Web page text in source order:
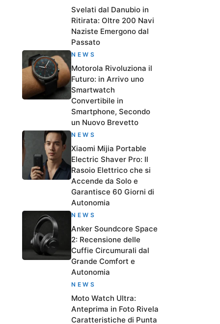
Svelati dal Danubio in
Ritirata: Oltre 200 Navi
Naziste Emergono dal
Passato
NEWS
Motorola Rivoluziona il
Futuro: in Arrivo uno
Smartwatch
Convertibile in
Smartphone, Secondo
un Nuovo Brevetto
NEWS
Xiaomi Mijia Portable
Electric Shaver Pro: Il
Rasoio Elettrico che si
Accende da Solo e
Garantisce 60 Giorni di
Autonomia
NEWS
Anker Soundcore Space
2: Recensione delle
Cuffie Circumurali dal
Grande Comfort e
Autonomia
NEWS
Moto Watch Ultra:
Anteprima in Foto Rivela
Caratteristiche di Punta